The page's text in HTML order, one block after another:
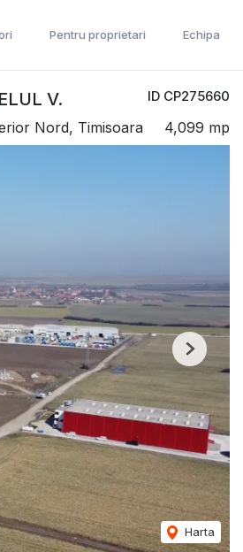
Pentru proprietari Echipa
ID CP275660
V.
Nord, Timisoara 4,099 mp
Harta
Next